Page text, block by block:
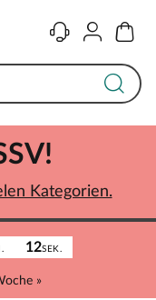
KontaktKonto
12SEK.
»
Kategorien.